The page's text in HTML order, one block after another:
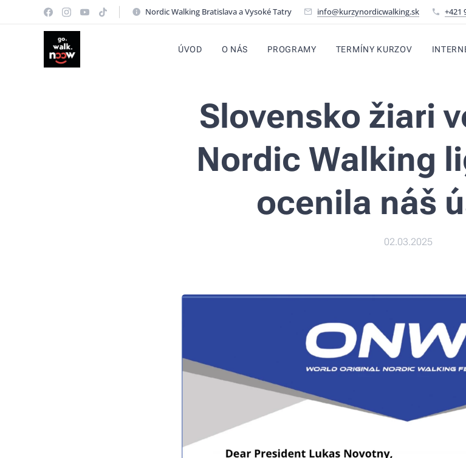
Nordic Walking Bratislava a Vysoké Tatry info@kurzynordicwalking.sk +421
ÚVOD O NÁS PROGRAMY TERMÍNY KURZOV
Slovensko žiari
Nordic Walking
ocenila náš
02.03.2025